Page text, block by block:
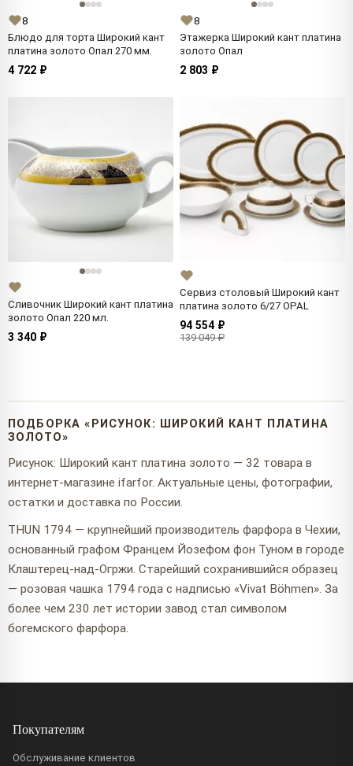
8
Блюдо для торта Широкий кант
платина золото Опал 270 мм.
4 722 ₽
8
Этажерка Широкий кант платина
золото Опал
2 803 ₽
Сливочник Широкий кант платина
золото Опал 220 мл.
3 340 ₽
Сервиз столовый Широкий кант
платина золото 6/27 OPAL
94 554 ₽
139 049 ₽
ПОДБОРКА «РИСУНОК: ШИРОКИЙ КАНТ ПЛАТИНА
ЗОЛОТО»
Рисунок: Широкий кант платина золото — 32 товара в
интернет-магазине ifarfor. Актуальные цены, фотографии,
остатки и доставка по России.
THUN 1794 — крупнейший производитель фарфора в Чехии,
основанный графом Францем Йозефом фон Туном в городе
Клаштерец-над-Огржи. Старейший сохранившийся образец
— розовая чашка 1794 года с надписью «Vivat Böhmen». За
более чем 230 лет истории завод стал символом
богемского фарфора.
Покупателям
Обслуживание клиентов